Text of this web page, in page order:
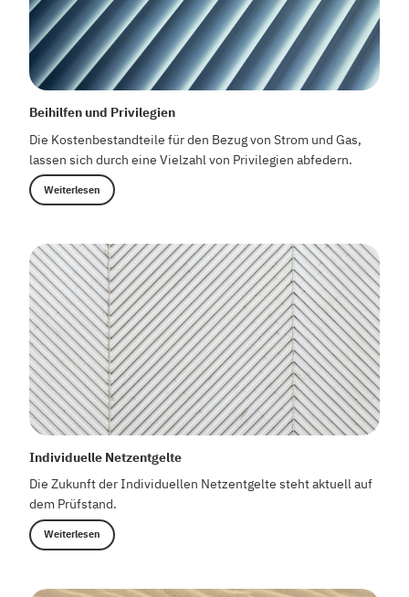
Beihilfen und Privilegien
Die Kostenbestandteile für den Bezug von Strom und Gas,
lassen sich durch eine Vielzahl von Privilegien abfedern.
Weiterlesen
Individuelle Netzentgelte
Die Zukunft der Individuellen Netzentgelte steht aktuell auf
dem Prüfstand.
Weiterlesen